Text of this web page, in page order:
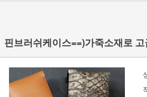
핀브러쉬케이스==)가죽소재로